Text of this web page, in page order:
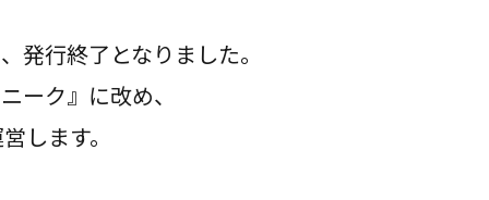
発行終了となりました。
ーク』に改め、
します。